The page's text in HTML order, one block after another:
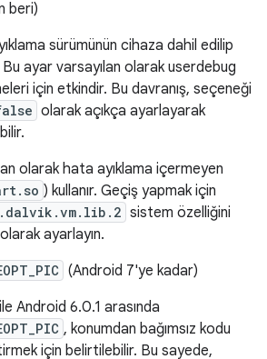
beri)
sürümünün cihaza dahil edilip
ayar varsayılan olarak userdebug
için etkindir. Bu davranış, seçeneği
olarak açıkça ayarlayarak
olarak hata ayıklama içermeyen
) kullanır. Geçiş yapmak için
sistem özelliğini
olarak ayarlayın.
(Android 7'ye kadar)
Android 6.0.1 arasında
, konumdan bağımsız kodu
için belirtilebilir. Bu sayede,